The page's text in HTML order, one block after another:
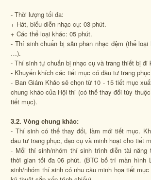
- Thời lượng tối đa:
+ Hát, biểu diễn nhạc cụ: 03 phút.
+ Các thể loại khác: 05 phút.
- Thí sinh chuẩn bị sẵn phần nhạc đệm (thể
…).
- Thí sinh tự chuẩn bị nhạc cụ và trang thiết bị
- Khuyến khích các tiết mục có đầu tư trang
- Ban Giám Khảo sẽ chọn từ 10 - 15 tiết mục
chung khảo của Hội thi (có thể thay đổi tùy
tiết mục).
3.2. Vòng chung khảo:
- Thí sinh có thể thay đổi, làm mới tiết mục.
đầu tư trang phục, đạo cụ và minh hoạt cho tiết
- Mỗi thí sinh/nhóm thí sinh trình diễn tài năng
thời gian tối đa 06 phút. (BTC bố trí màn hình
sinh/nhóm thí sinh có nhu cầu minh họa tiết